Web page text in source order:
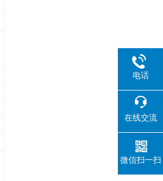
电话
在线交流
微信扫一扫